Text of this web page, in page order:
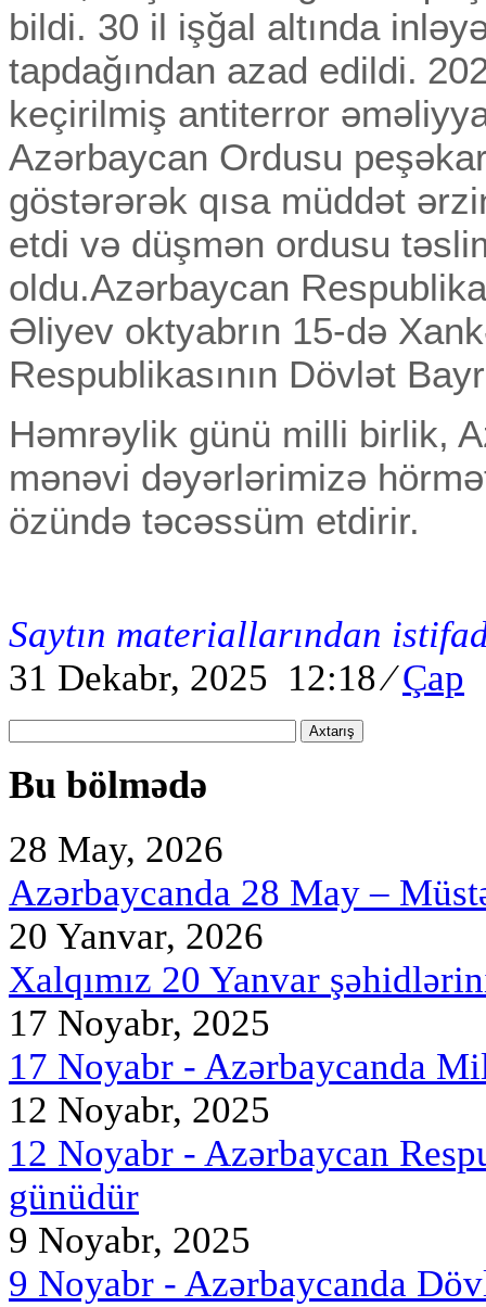
bildi. 30 il işğal altında
tapdağından azad edildi.
keçirilmiş antiterror
Azərbaycan Ordusu
göstərərək qısa müddət
etdi və düşmən ordusu
oldu.Azərbaycan
Əliyev oktyabrın 15-də
Respublikasının Dövlət
Həmrəylik günü milli birlik,
mənəvi dəyərlərimizə
özündə təcəssüm etdirir.
Saytın materiallarından
31 Dekabr, 2025 12:18⁄ Çap
Axtarış
Bu bölmədə
28 May, 2026
Azərbaycanda 28 May –
20 Yanvar, 2026
Xalqımız 20 Yanvar
17 Noyabr, 2025
17 Noyabr - Azərbaycanda
12 Noyabr, 2025
12 Noyabr - Azərbaycan
günüdür
9 Noyabr, 2025
9 Noyabr - Azərbaycanda